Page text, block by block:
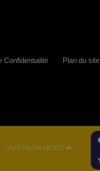
AVEYRON NORD
Confidentialité Plan du site